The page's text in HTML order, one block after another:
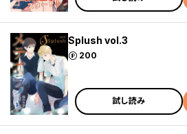
Splush vol.3
200
ポイント
試し読み